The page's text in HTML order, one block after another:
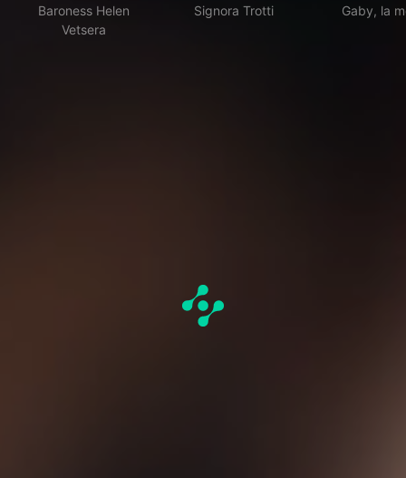
Baroness Helen
Vetsera
Signora Trotti
Gaby, la